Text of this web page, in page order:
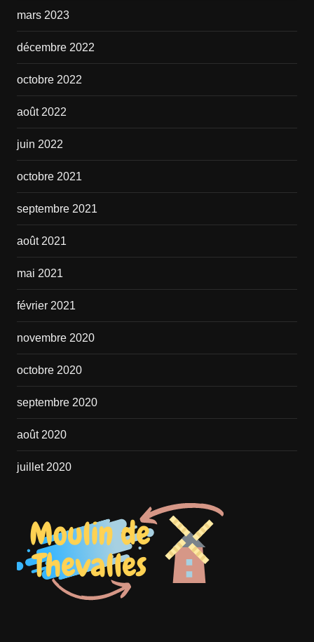
mars 2023
décembre 2022
octobre 2022
août 2022
juin 2022
octobre 2021
septembre 2021
août 2021
mai 2021
février 2021
novembre 2020
octobre 2020
septembre 2020
août 2020
juillet 2020